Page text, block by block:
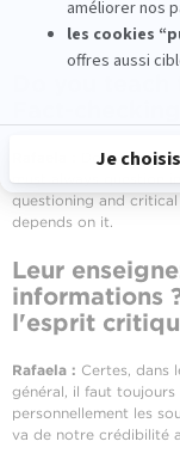
Doubtless,
must always question
questioning and
depends on it.
Leur
informations
l'esprit
Rafaela : Certes, dans
général, il faut
personnellement les
va de notre crédibilité